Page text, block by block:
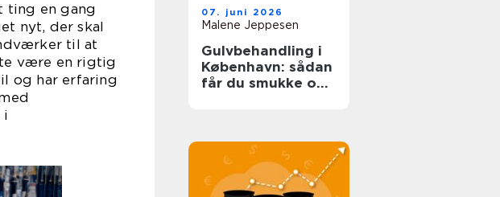
ting en gang
nyt, der skal
til at
være en rigtig
og har erfaring
i
07. juni 2026
Malene Jeppesen
Gulvbehandling i
København: sådan
får du smukke og